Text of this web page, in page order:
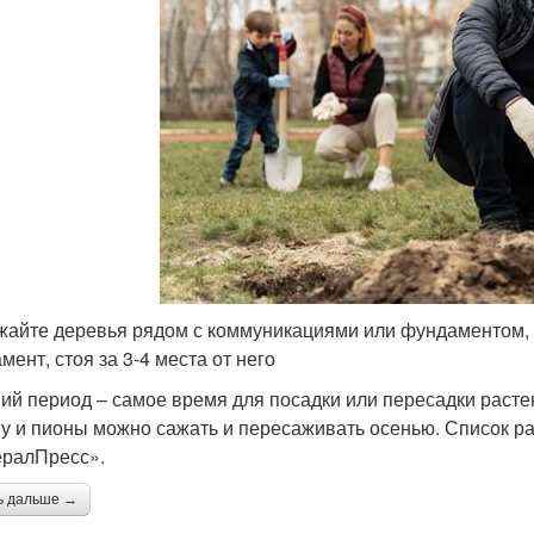
деревья рядом с коммуникациями или
стоя за 3-4 места от него
период – самое время для посадки или пересадки
и пионы можно сажать и пересаживать осенью. Список
дальше →